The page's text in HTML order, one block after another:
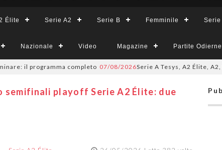
Élite Serie A2 Serie B Femminile Serie
Nazionale Video Magazine Partite Odierne
programma completo 07/08/2026Serie A Tesys, A2 Élite, A2, B e B
semifinali playoff Serie A2 Élite: due